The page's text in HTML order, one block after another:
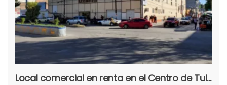
Local comercial en renta en el Centro de Tula